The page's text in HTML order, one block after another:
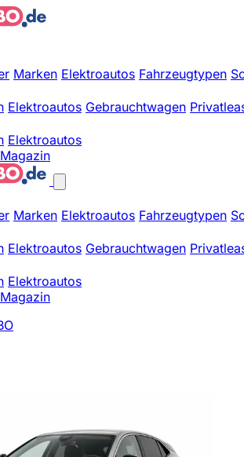
Marken Elektroautos Fahrzeugtypen
Elektroautos Gebrauchtwagen
Elektroautos
Magazin
Marken Elektroautos Fahrzeugtypen
Elektroautos Gebrauchtwagen
Elektroautos
Magazin